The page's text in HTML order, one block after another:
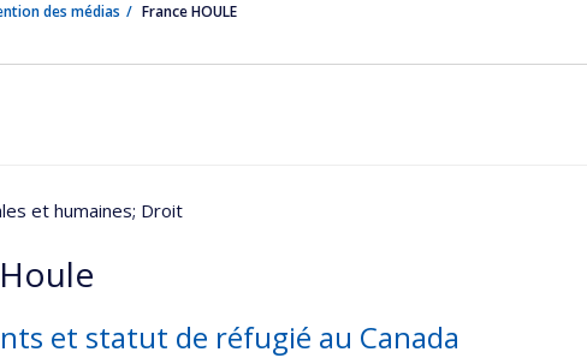
des médias France HOULE
et humaines; Droit
et statut de réfugié au Canada